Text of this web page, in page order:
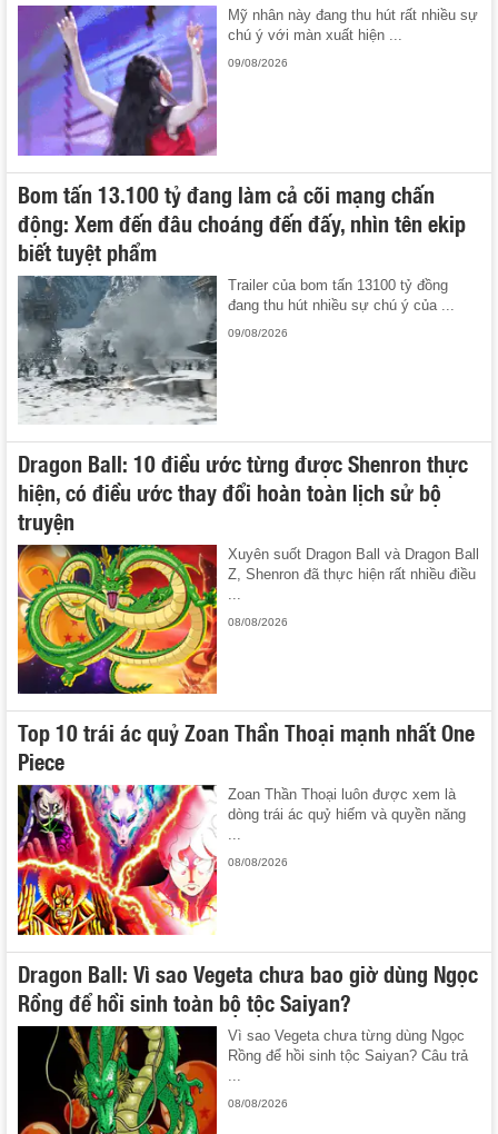
Mỹ nhân này đang thu hút rất nhiều sự
chú ý với màn xuất hiện ...
09/08/2026
Bom tấn 13.100 tỷ đang làm cả cõi mạng chấn
động: Xem đến đâu choáng đến đấy, nhìn tên ekip
biết tuyệt phẩm
Trailer của bom tấn 13100 tỷ đồng
đang thu hút nhiều sự chú ý của ...
09/08/2026
Dragon Ball: 10 điều ước từng được Shenron thực
hiện, có điều ước thay đổi hoàn toàn lịch sử bộ
truyện
Xuyên suốt Dragon Ball và Dragon Ball
Z, Shenron đã thực hiện rất nhiều điều
08/08/2026
Top 10 trái ác quỷ Zoan Thần Thoại mạnh nhất One
Piece
Zoan Thần Thoại luôn được xem là
dòng trái ác quỷ hiếm và quyền năng
...
08/08/2026
Dragon Ball: Vì sao Vegeta chưa bao giờ dùng Ngọc
Rồng để hồi sinh toàn bộ tộc Saiyan?
Vì sao Vegeta chưa từng dùng Ngọc
Rồng để hồi sinh tộc Saiyan? Câu trả
08/08/2026